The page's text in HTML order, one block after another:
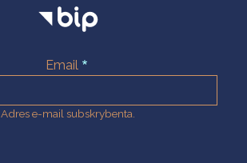
Email
Adres e-mail subskrybenta.